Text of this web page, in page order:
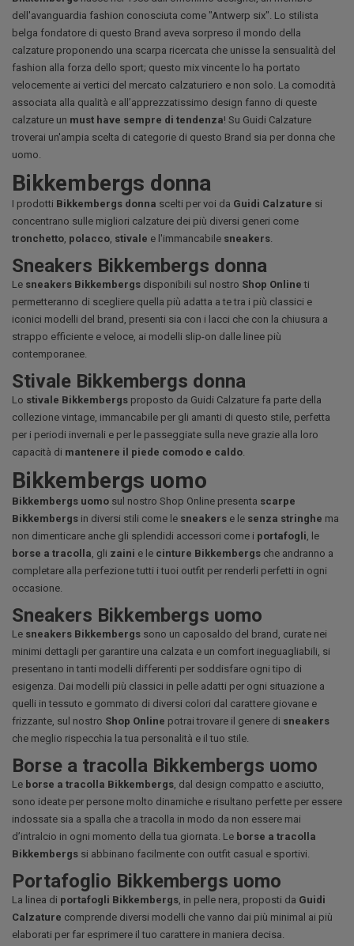
dell'avanguardia fashion conosciuta come "Antwerp six". Lo stilista
belga fondatore di questo Brand aveva sorpreso il mondo della
calzature proponendo una scarpa ricercata che unisse la sensualità del
fashion alla forza dello sport; questo mix vincente lo ha portato
velocemente ai vertici del mercato calzaturiero e non solo. La comodità
associata alla qualità e all’apprezzatissimo design fanno di queste
calzature un must have sempre di tendenza! Su Guidi Calzature
troverai un'ampia scelta di categorie di questo Brand sia per donna che
uomo.
Bikkembergs donna
I prodotti Bikkembergs donna scelti per voi da Guidi Calzature si
concentrano sulle migliori calzature dei più diversi generi come
tronchetto polacco stivale e l'immancabile sneakers
Sneakers Bikkembergs donna
Le sneakers Bikkembergs disponibili sul nostro Shop Online ti
permetteranno di scegliere quella più adatta a te tra i più classici e
iconici modelli del brand, presenti sia con i lacci che con la chiusura a
strappo efficiente e veloce, ai modelli slip-on dalle linee più
contemporanee.
Stivale Bikkembergs donna
Lo stivale Bikkembergs proposto da Guidi Calzature fa parte della
collezione vintage, immancabile per gli amanti di questo stile, perfetta
per i periodi invernali e per le passeggiate sulla neve grazie alla loro
capacità di mantenere il piede comodo e caldo
Bikkembergs uomo
Bikkembergs uomo sul nostro Shop Online presenta scarpe
Bikkembergs in diversi stili come le sneakers e le senza stringhe ma
non dimenticare anche gli splendidi accessori come i portafogli , le
borse a tracolla , gli zaini e le cinture Bikkembergs che andranno a
completare alla perfezione tutti i tuoi outfit per renderli perfetti in ogni
occasione.
Sneakers Bikkembergs uomo
Le sneakers Bikkembergs sono un caposaldo del brand, curate nei
minimi dettagli per garantire una calzata e un comfort ineguagliabili, si
presentano in tanti modelli differenti per soddisfare ogni tipo di
esigenza. Dai modelli più classici in pelle adatti per ogni situazione a
quelli in tessuto e gommato di diversi colori dal carattere giovane e
frizzante, sul nostro Shop Online potrai trovare il genere di sneakers
che meglio rispecchia la tua personalità e il tuo stile.
Borse a tracolla Bikkembergs uomo
Le borse a tracolla Bikkembergs , dal design compatto e asciutto,
sono ideate per persone molto dinamiche e risultano perfette per essere
indossate sia a spalla che a tracolla in modo da non essere mai
d’intralcio in ogni momento della tua giornata. Le borse a tracolla
Bikkembergs si abbinano facilmente con outfit casual e sportivi.
Portafoglio Bikkembergs uomo
La linea di portafogli Bikkembergs , in pelle nera, proposti da Guidi
Calzature comprende diversi modelli che vanno dai più minimal ai più
elaborati per far esprimere il tuo carattere in maniera decisa.